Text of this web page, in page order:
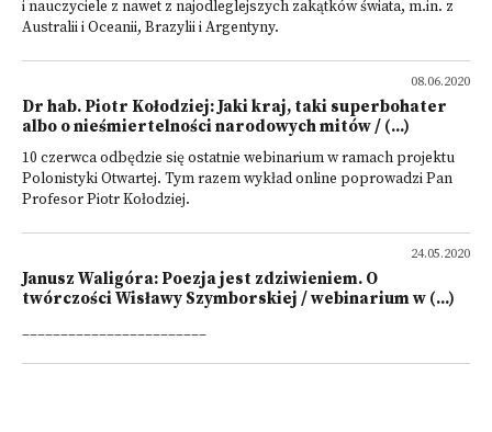
i nauczyciele z nawet z najodleglejszych zakątków świata, m.in. z
Australii i Oceanii, Brazylii i Argentyny.
08.06.2020
Dr hab. Piotr Kołodziej: Jaki kraj, taki superbohater
albo o nieśmiertelności narodowych mitów / (...)
10 czerwca odbędzie się ostatnie webinarium w ramach projektu
Polonistyki Otwartej. Tym razem wykład online poprowadzi Pan
Profesor Piotr Kołodziej.
24.05.2020
Janusz Waligóra: Poezja jest zdziwieniem. O
twórczości Wisławy Szymborskiej / webinarium w (...)
________________________